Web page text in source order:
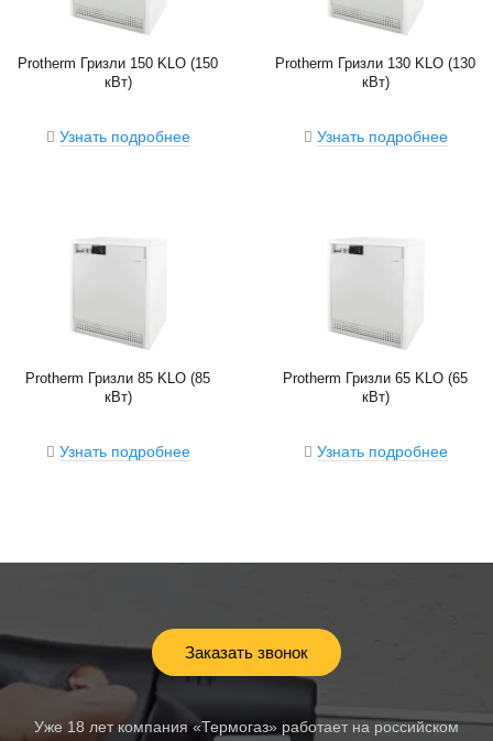
Protherm Гризли 150 KLO (150
кВт)
Узнать подробнее
Protherm Гризли 130 KLO (130
кВт)
Узнать подробнее
Protherm Гризли 85 KLO (85
кВт)
Узнать подробнее
Protherm Гризли 65 KLO (65
кВт)
Узнать подробнее
Заказать звонок
Уже 18 лет компания «Термогаз» работает на российском